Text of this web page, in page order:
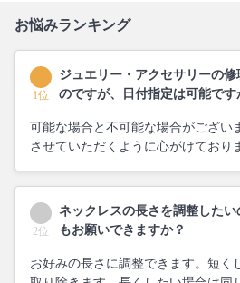
お悩みランキング
1位
ジュエリー・アクセサリーの
のですが、日付指定は可能です
可能な場合と不可能な場合がござい
させていただくように心がけており
2位
ネックレスの長さを調整した
もお願いできますか？
お好みの長さに調整できます。短く